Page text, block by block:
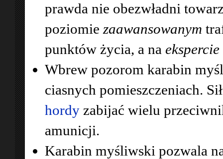
prawda nie obezwładni
poziomie zaawansowanym
punktów życia, a na ekspercie
Wbrew pozorom karabin
ciasnych pomieszczeniach.
hordy zabijać wielu
amunicji.
Karabin myśliwski pozwala